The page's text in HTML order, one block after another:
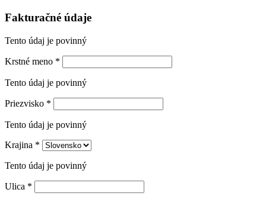
Fakturačné údaje
Tento údaj je povinný
Krstné meno *
Tento údaj je povinný
Priezvisko *
Tento údaj je povinný
Krajina *
Tento údaj je povinný
Ulica *